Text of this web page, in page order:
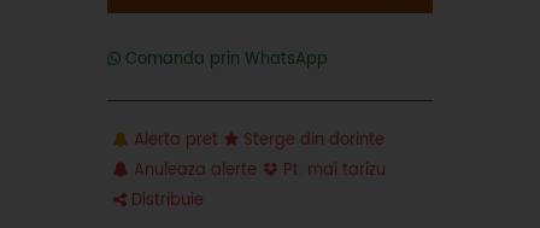
Comanda prin WhatsApp
Alerta pret
Sterge din dorinte
Anuleaza alerte
Pt. mai tarizu
Distribuie